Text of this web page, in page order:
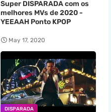
Super DISPARADA com os
melhores MVs de 2020 -
YEEAAH Ponto KPOP
May 17, 2020
DISPARADA